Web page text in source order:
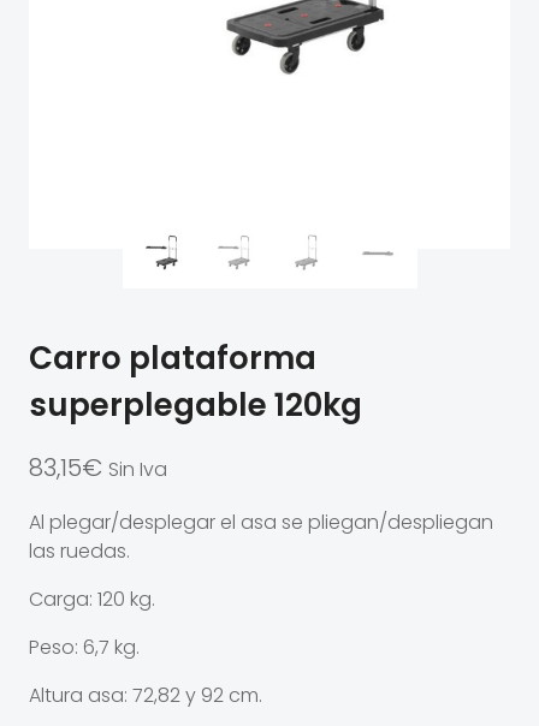
Carro plataforma
superplegable 120kg
83,15€ Sin Iva
Al plegar/desplegar el asa se pliegan/despliegan
las ruedas.
Carga: 120 kg.
Peso: 6,7 kg.
Altura asa: 72,82 y 92 cm.